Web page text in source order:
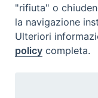
Tel.
"rifiuta" o
la navigazione
Ulteriori
policy completa.